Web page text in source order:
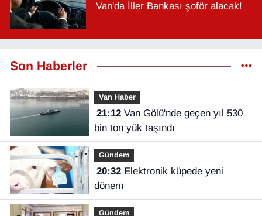
Van'da İller Bankası şoför alacak!
Son Haberler
Van Haber
21:12Van Gölü'nde geçen yıl 530
bin ton yük taşındı
Gündem
20:32Elektronik küpede yeni
dönem
Gündem